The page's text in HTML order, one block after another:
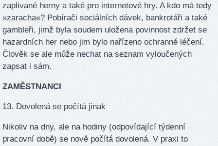
zaplivané herny a také pro internetové hry. A kdo má tedy
»zaracha«? Pobírači sociálních dávek, bankrotáři a také
gambleři, jimž byla soudem uložena povinnost zdržet se
hazardních her nebo jim bylo nařízeno ochranné léčení.
Člověk se ale může nechat na seznam vyloučených
zapsat i sám.
ZAMĚSTNANCI
13. Dovolená se počítá jinak
Nikoliv na dny, ale na hodiny (odpovídající týdenní
pracovní době) se nově počítá dovolená. V praxi to